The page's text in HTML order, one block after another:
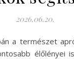
2026.06.20.
élőlényei